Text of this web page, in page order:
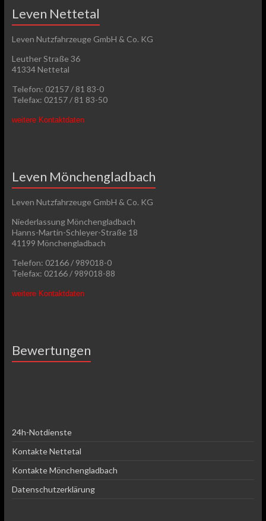
Leven Nettetal
Leven Nutzfahrzeuge GmbH & Co. KG
Leuther Straße 36
41334 Nettetal
Telefon: 02157 / 81 83-0
Telefax: 02157 / 81 83-50
weitere Kontaktdaten
Leven Mönchengladbach
Leven Nutzfahrzeuge GmbH & Co. KG
Niederlassung Mönchengladbach
Hanns-Martin-Schleyer-Straße 18
41199 Mönchengladbach
Telefon: 02166 / 989018-0
Telefax: 02166 / 989018-88
weitere Kontaktdaten
Bewertungen
24h-Notdienste
Kontakte Nettetal
Kontakte Mönchengladbach
Datenschutzerklärung